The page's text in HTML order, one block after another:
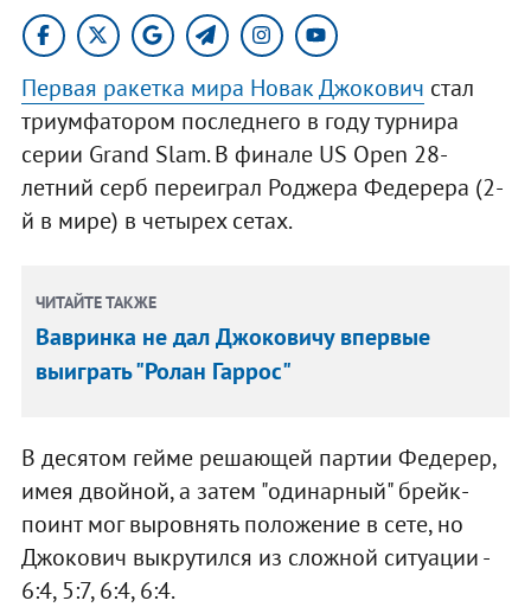
Первая ракетка мира Новак Джокович стал
триумфатором последнего в году турнира
серии Grand Slam. В финале US Open 28-
летний серб переиграл Роджера Федерера (2-
й в мире) в четырех сетах.
ЧИТАЙТЕ ТАКЖЕ
Вавринка не дал Джоковичу впервые
выиграть "Ролан Гаррос"
В десятом гейме решающей партии Федерер,
имея двойной, а затем "одинарный" брейк-
поинт мог выровнять положение в сете, но
Джокович выкрутился из сложной ситуации -
6:4, 5:7, 6:4, 6:4.